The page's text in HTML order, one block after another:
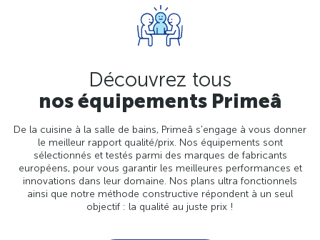
Découvrez tous
nos équipements Primeâ
De la cuisine à la salle de bains, Primeâ s'engage à vous donner
le meilleur rapport qualité/prix. Nos équipements sont
sélectionnés et testés parmi des marques de fabricants
européens, pour vous garantir les meilleures performances et
innovations dans leur domaine. Nos plans ultra fonctionnels
ainsi que notre méthode constructive répondent à un seul
objectif : la qualité au juste prix !